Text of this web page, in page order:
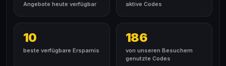
Angebote heute verfügbar aktive Codes
10
beste verfügbare Ersparnis
186
von unseren Besuchern
genutzte Codes